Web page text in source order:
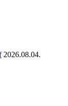
2026.08.04.